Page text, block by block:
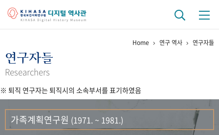
걸어온 길 기관 변천사
연구 역사
정책과 연구 키워드로 보는 연구 역사
연구자들
간행물 변천사
Home 연구 역사 연구자들
연구자들
Researchers
※ 퇴직 연구자는 퇴직시의 소속부서를 표기하였음
가족계획연구원 (1971. ~ 1981.)